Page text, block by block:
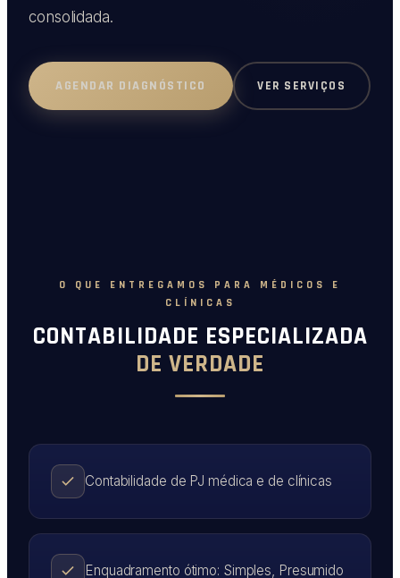
consolidada.
AGENDAR DIAGNÓSTICO VER SERVIÇOS
O QUE ENTREGAMOS PARA MÉDICOS E
CLÍNICAS
CONTABILIDADE ESPECIALIZADA
DE VERDADE
Contabilidade de PJ médica e de clínicas
Enquadramento ótimo: Simples, Presumido